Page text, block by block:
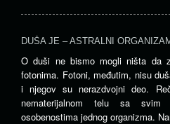
DUŠA JE – ASTRALNI
O duši ne bismo mogli ništa da
fotonima. Fotoni, međutim, nisu
i njegov su nerazdvojni deo.
nematerijalnom telu sa svim
osobenostima jednog organizma.